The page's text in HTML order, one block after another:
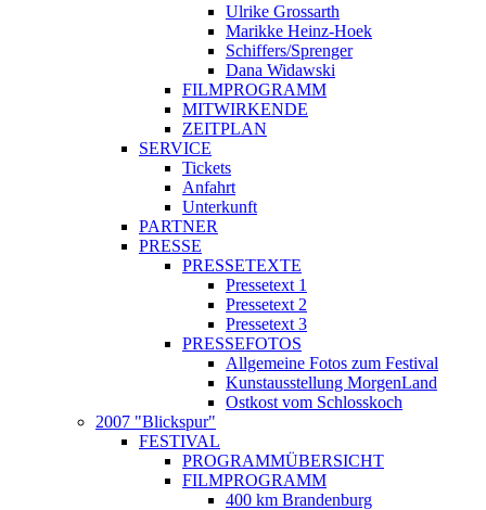
Ulrike Grossarth
Marikke Heinz-Hoek
Schiffers/Sprenger
Dana Widawski
FILMPROGRAMM
MITWIRKENDE
ZEITPLAN
SERVICE
Tickets
Anfahrt
Unterkunft
PARTNER
PRESSE
PRESSETEXTE
Pressetext 1
Pressetext 2
Pressetext 3
PRESSEFOTOS
Allgemeine Fotos zum Festival
Kunstausstellung MorgenLand
Ostkost vom Schlosskoch
2007 "Blickspur"
FESTIVAL
PROGRAMMÜBERSICHT
FILMPROGRAMM
400 km Brandenburg